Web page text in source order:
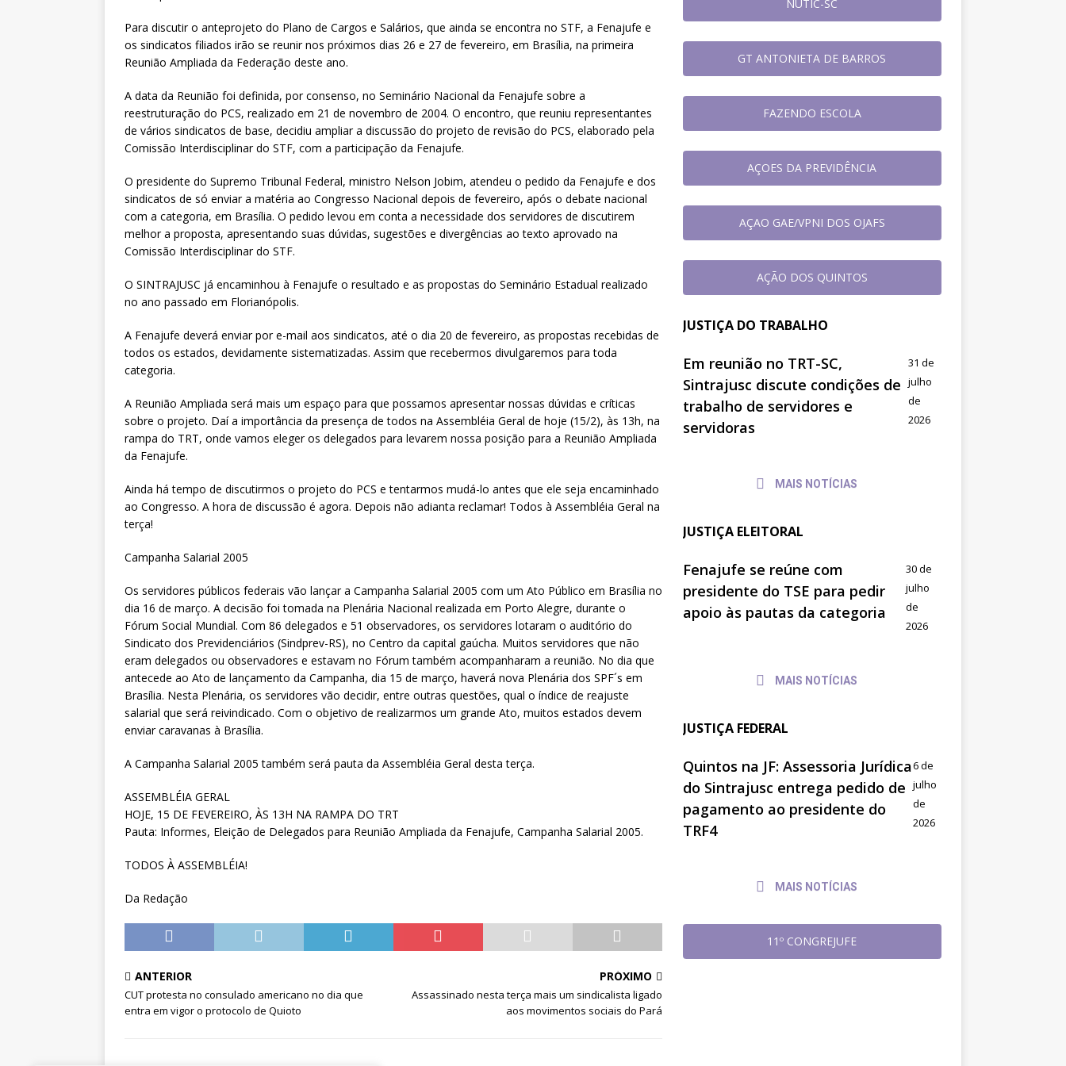
DESTAQUES
Para discutir o anteprojeto do Plano de Cargos e Salários, que ainda se encontra no STF, a Fenajufe e
os sindicatos filiados irão se reunir nos próximos dias 26 e 27 de fevereiro, em Brasília, na primeira
Reunião Ampliada da Federação deste ano.
A data da Reunião foi definida, por consenso, no Seminário Nacional da Fenajufe sobre a
reestruturação do PCS, realizado em 21 de novembro de 2004. O encontro, que reuniu representantes
de vários sindicatos de base, decidiu ampliar a discussão do projeto de revisão do PCS, elaborado pela
Comissão Interdisciplinar do STF, com a participação da Fenajufe.
O presidente do Supremo Tribunal Federal, ministro Nelson Jobim, atendeu o pedido da Fenajufe e dos
sindicatos de só enviar a matéria ao Congresso Nacional depois de fevereiro, após o debate nacional
com a categoria, em Brasília. O pedido levou em conta a necessidade dos servidores de discutirem
melhor a proposta, apresentando suas dúvidas, sugestões e divergências ao texto aprovado na
Comissão Interdisciplinar do STF.
O SINTRAJUSC já encaminhou à Fenajufe o resultado e as propostas do Seminário Estadual realizado
no ano passado em Florianópolis.
A Fenajufe deverá enviar por e-mail aos sindicatos, até o dia 20 de fevereiro, as propostas recebidas de
todos os estados, devidamente sistematizadas. Assim que recebermos divulgaremos para toda
categoria.
A Reunião Ampliada será mais um espaço para que possamos apresentar nossas dúvidas e críticas
sobre o projeto. Daí a importância da presença de todos na Assembléia Geral de hoje (15/2), às 13h, na
rampa do TRT, onde vamos eleger os delegados para levarem nossa posição para a Reunião Ampliada
da Fenajufe.
Ainda há tempo de discutirmos o projeto do PCS e tentarmos mudá-lo antes que ele seja encaminhado
ao Congresso. A hora de discussão é agora. Depois não adianta reclamar! Todos à Assembléia Geral na
terça!
Campanha Salarial 2005
Os servidores públicos federais vão lançar a Campanha Salarial 2005 com um Ato Público em Brasília no
dia 16 de março. A decisão foi tomada na Plenária Nacional realizada em Porto Alegre, durante o
Fórum Social Mundial. Com 86 delegados e 51 observadores, os servidores lotaram o auditório do
Sindicato dos Previdenciários (Sindprev-RS), no Centro da capital gaúcha. Muitos servidores que não
eram delegados ou observadores e estavam no Fórum também acompanharam a reunião. No dia que
antecede ao Ato de lançamento da Campanha, dia 15 de março, haverá nova Plenária dos SPF´s em
Brasília. Nesta Plenária, os servidores vão decidir, entre outras questões, qual o índice de reajuste
salarial que será reivindicado. Com o objetivo de realizarmos um grande Ato, muitos estados devem
enviar caravanas à Brasília.
A Campanha Salarial 2005 também será pauta da Assembléia Geral desta terça.
ASSEMBLÉIA GERAL
HOJE, 15 DE FEVEREIRO, ÀS 13H NA RAMPA DO TRT
Pauta: Informes, Eleição de Delegados para Reunião Ampliada da Fenajufe, Campanha Salarial 2005.
TODOS À ASSEMBLÉIA!
Da Redação
ANTERIOR
CUT protesta no consulado americano no dia que
entra em vigor o protocolo de Quioto
PRÓXIMO
Assassinado nesta terça mais um sindicalista ligado
aos movimentos sociais do Pará
NUTIC-SC
GT ANTONIETA DE BARROS
FAZENDO ESCOLA
AÇOES DA PREVIDÊNCIA
AÇAO GAE/VPNI DOS OJAFS
AÇÃO DOS QUINTOS
JUSTIÇA DO TRABALHO
Em reunião no TRT-SC,
Sintrajusc discute condições de
trabalho de servidores e
servidoras
31 de
julho
de
2026
MAIS NOTÍCIAS
JUSTIÇA ELEITORAL
Fenajufe se reúne com
presidente do TSE para pedir
apoio às pautas da categoria
30 de
julho
de
2026
MAIS NOTÍCIAS
JUSTIÇA FEDERAL
Quintos na JF: Assessoria Jurídica
do Sintrajusc entrega pedido de
pagamento ao presidente do
TRF4
6 de
julho
de
2026
MAIS NOTÍCIAS
11º CONGREJUFE